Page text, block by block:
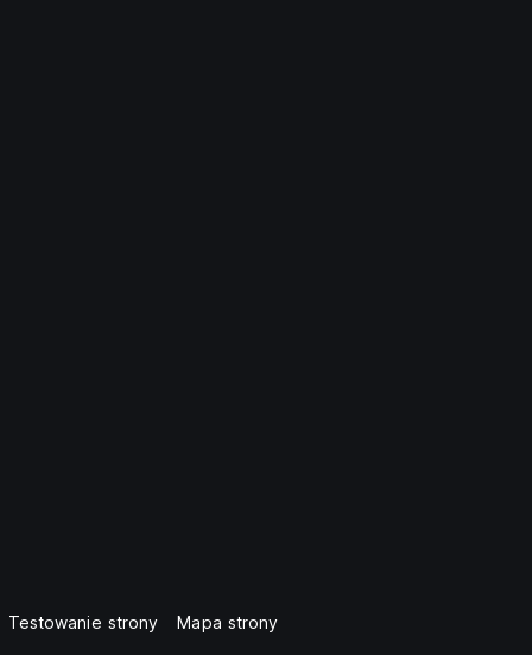
Testowanie strony Mapa strony